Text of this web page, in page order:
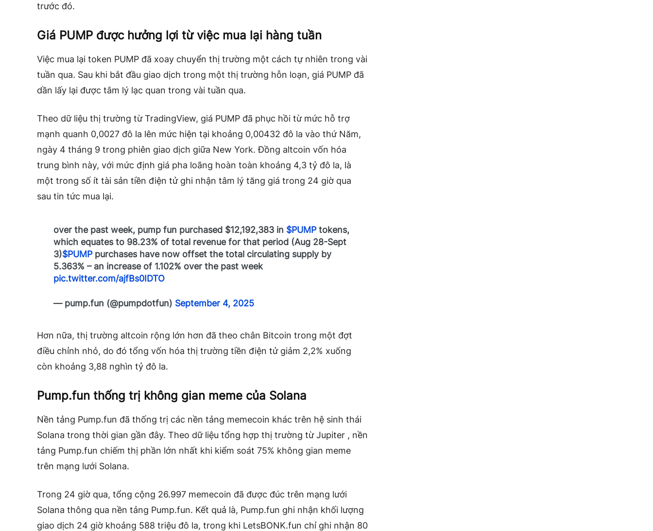
trước đó.
Giá PUMP được hưởng lợi từ việc mua lại hàng tuần
Việc mua lại token PUMP đã xoay chuyển thị trường một cách tự nhiên trong vài
tuần qua. Sau khi bắt đầu giao dịch trong một thị trường hỗn loạn, giá PUMP đã
dần lấy lại được tâm lý lạc quan trong vài tuần qua.
Theo dữ liệu thị trường từ TradingView, giá PUMP đã phục hồi từ mức hỗ trợ
mạnh quanh 0,0027 đô la lên mức hiện tại khoảng 0,00432 đô la vào thứ Năm,
ngày 4 tháng 9 trong phiên giao dịch giữa New York. Đồng altcoin vốn hóa
trung bình này, với mức định giá pha loãng hoàn toàn khoảng 4,3 tỷ đô la, là
một trong số ít tài sản tiền điện tử ghi nhận tâm lý tăng giá trong 24 giờ qua
sau tin tức mua lại.
over the past week, pump fun purchased $12,192,383 in $PUMPtokens,
which equates to 98.23% of total revenue for that period (Aug 28-Sept
3)$PUMPpurchases have now offset the total circulating supply by
5.363% – an increase of 1.102% over the past week
pic.twitter.com/ajfBs0IDTO
— pump.fun (@pumpdotfun) September 4, 2025
Hơn nữa, thị trường altcoin rộng lớn hơn đã theo chân Bitcoin trong một đợt
điều chỉnh nhỏ, do đó tổng vốn hóa thị trường tiền điện tử giảm 2,2% xuống
còn khoảng 3,88 nghìn tỷ đô la.
Pump.fun thống trị không gian meme của Solana
Nền tảng Pump.fun đã thống trị các nền tảng memecoin khác trên hệ sinh thái
Solana trong thời gian gần đây. Theo dữ liệu tổng hợp thị trường từ Jupiter , nền
tảng Pump.fun chiếm thị phần lớn nhất khi kiểm soát 75% không gian meme
trên mạng lưới Solana.
Trong 24 giờ qua, tổng cộng 26.997 memecoin đã được đúc trên mạng lưới
Solana thông qua nền tảng Pump.fun. Kết quả là, Pump.fun ghi nhận khối lượng
giao dịch 24 giờ khoảng 588 triệu đô la, trong khi LetsBONK.fun chỉ ghi nhận 80